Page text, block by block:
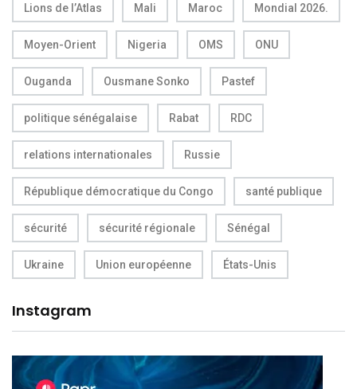
Lions de l’Atlas Mali Maroc Mondial 2026.
Moyen-Orient Nigeria OMS ONU
Ouganda Ousmane Sonko Pastef
politique sénégalaise Rabat RDC
relations internationales Russie
République démocratique du Congo santé publique
sécurité sécurité régionale Sénégal
Ukraine Union européenne États-Unis
Instagram